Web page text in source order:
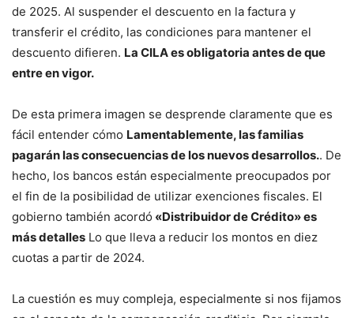
de 2025. Al suspender el descuento en la factura y
transferir el crédito, las condiciones para mantener el
descuento difieren. La CILA es obligatoria antes de que
entre en vigor.
De esta primera imagen se desprende claramente que es
fácil entender cómo Lamentablemente, las familias
pagarán las consecuencias de los nuevos desarrollos.. De
hecho, los bancos están especialmente preocupados por
el fin de la posibilidad de utilizar exenciones fiscales. El
gobierno también acordó «Distribuidor de Crédito» es
más detalles Lo que lleva a reducir los montos en diez
cuotas a partir de 2024.
La cuestión es muy compleja, especialmente si nos fijamos